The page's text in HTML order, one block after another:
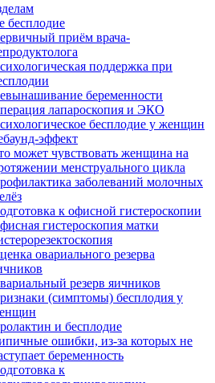
бесплодие
приём врача-
поддержка при
беременности
лапароскопия и ЭКО
бесплодие у женщин
эффект
может чувствовать женщина на
менструального цикла
заболеваний молочных
к офисной гистероскопии
гистероскопия матки
овариального резерва
резерв яичников
(симптомы) бесплодия у
и бесплодие
ошибки, из-за которых не
беременность
к